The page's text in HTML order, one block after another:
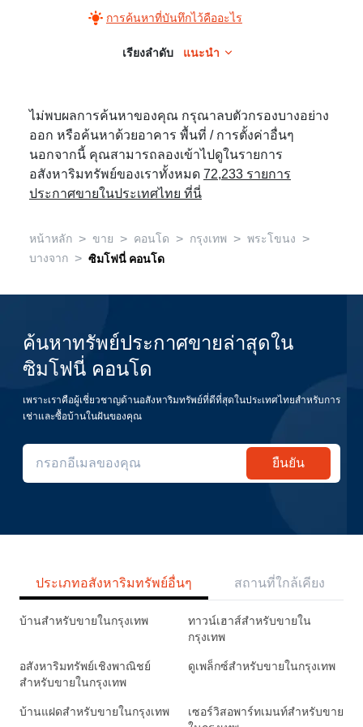
การค้นหาที่บันทึกไว้คืออะไร
เรียงลำดับ แนะนำ
ไม่พบผลการค้นหาของคุณ กรุณาลบตัวกรองบางอย่าง
ออก หรือค้นหาด้วยอาคาร พื้นที่ / การตั้งค่าอื่นๆ
นอกจากนี้ คุณสามารถลองเข้าไปดูในรายการ
อสังหาริมทรัพย์ของเราทั้งหมด 72,233 รายการ
ประกาศขายในประเทศไทย ที่นี่
หน้าหลัก > ขาย > คอนโด > กรุงเทพ > พระโขนง >
บางจาก > ซิมโฟนี่ คอนโด
ค้นหาทรัพย์ประกาศขายล่าสุดใน
ซิมโฟนี่ คอนโด
เพราะเราคือผู้เชี่ยวชาญด้านอสังหาริมทรัพย์ที่ดีที่สุดในประเทศไทยสำหรับการ
เช่าและซื้อบ้านในฝันของคุณ
ยืนยัน
ประเภทอสังหาริมทรัพย์อื่นๆ สถานที่ใกล้เคียง
บ้านสำหรับขายในกรุงเทพ
ทาวน์เฮาส์สำหรับขายใน
กรุงเทพ
อสังหาริมทรัพย์เชิงพาณิชย์
สำหรับขายในกรุงเทพ
ดูเพล็กซ์สำหรับขายในกรุงเทพ
บ้านแฝดสำหรับขายในกรุงเทพ
เซอร์วิสอพาร์ทเมนท์สำหรับขาย